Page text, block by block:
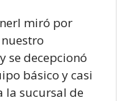
miró por
se decepcionó
básico y casi
la sucursal de